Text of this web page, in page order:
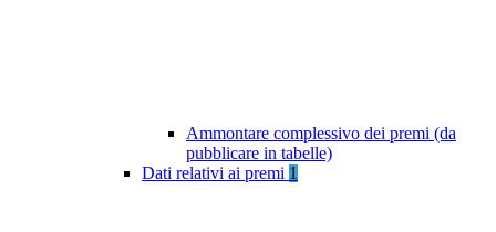
Ammontare complessivo dei premi (da
pubblicare in tabelle)
Dati relativi ai premi 1